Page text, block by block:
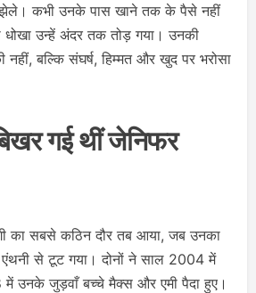
झेले। कभी उनके पास खाने तक के पैसे नहीं
धोखा उन्हें अंदर तक तोड़ गया। उनकी
नहीं, बल्कि संघर्ष, हिम्मत और खुद पर भरोसा
गई थीं जेनिफर
का सबसे कठिन दौर तब आया, जब उनका
एंथनी से टूट गया। दोनों ने साल 2004 में
उनके जुड़वाँ बच्चे मैक्स और एमी पैदा हुए।